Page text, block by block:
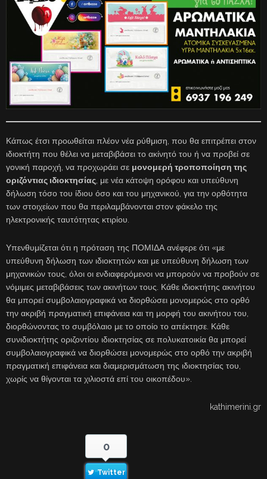
Κάπως έτσι προωθείται πλέον νέα ρύθμιση, που θα επιτρέπει στον
ιδιοκτήτη που θέλει να μεταβιβάσει το ακίνητό του ή να προβεί σε
γονική παροχή, να προχωράει σε μονομερή τροποποίηση της
οριζόντιας ιδιοκτησίας, με νέα κάτοψη ορόφου και υπεύθυνη
δήλωση τόσο του ίδιου όσο και του μηχανικού, για την ορθότητα
των στοιχείων που θα περιλαμβάνονται στον φάκελο της
ηλεκτρονικής ταυτότητας κτιρίου.
Υπενθυμίζεται ότι η πρόταση της ΠΟΜΙΔΑ ανέφερε ότι «με
υπεύθυνη δήλωση των ιδιοκτητών και με υπεύθυνη δήλωση των
μηχανικών τους, όλοι οι ενδιαφερόμενοι να μπορούν να προβούν σε
νόμιμες μεταβιβάσεις των ακινήτων τους. Κάθε ιδιοκτήτης ακινήτου
θα μπορεί συμβολαιογραφικά να διορθώσει μονομερώς στο ορθό
την ακριβή πραγματική επιφάνεια και τη μορφή του ακινήτου του,
διορθώνοντας το συμβόλαιο με το οποίο το απέκτησε. Κάθε
συνιδιοκτήτης οριζοντίου ιδιοκτησίας σε πολυκατοικία θα μπορεί
συμβολαιογραφικά να διορθώσει μονομερώς στο ορθό την ακριβή
πραγματική επιφάνεια και διαμερισμάτωση της ιδιοκτησίας του,
χωρίς να θίγονται τα χιλιοστά επί του οικοπέδου».
kathimerini.gr
0
Twitter